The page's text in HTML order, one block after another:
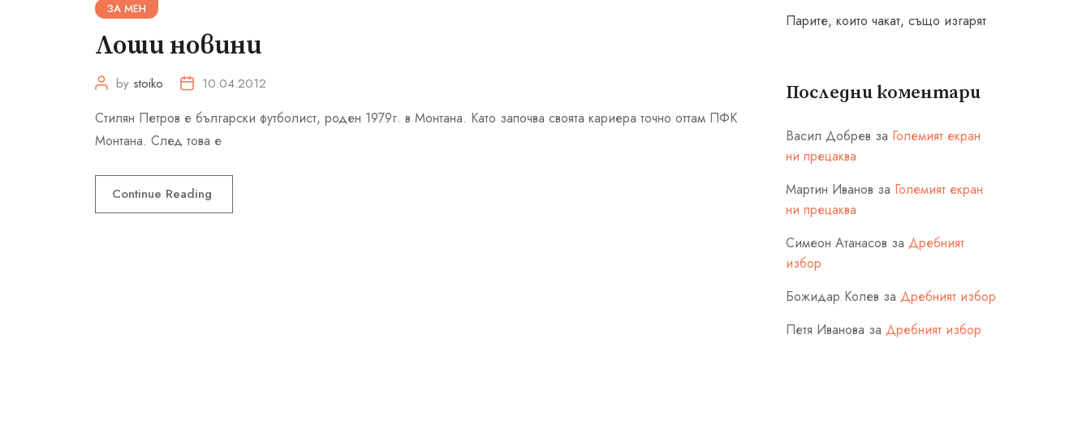
ЗА МЕН
Лоши новини
by stoiko 10.04.2012
Стилян Петров е български футболист, роден 1979г. в Монтана. Като започва своята кариера точно оттам ПФК
Монтана. След това е
Continue Reading
Парите, които чакат, също изгарят
Последни коментари
Васил Добрев за Големият екран
ни прецаква
Мартин Иванов за Големият екран
ни прецаква
Симеон Атанасов за Дребният
избор
Божидар Колев за Дребният избор
Петя Иванова за Дребният избор